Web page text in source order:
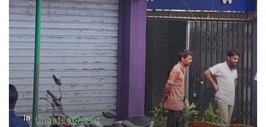
n
a
t
i
o
n
In Uncategorized